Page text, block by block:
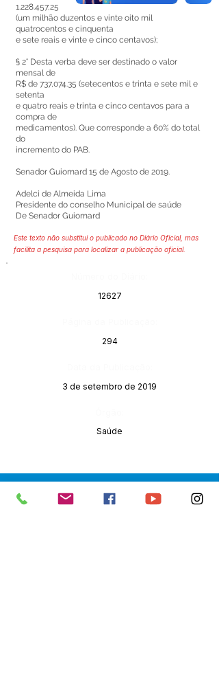
1.228.457,25
(um milhão duzentos e vinte oito mil
quatrocentos e cinquenta
e sete reais e vinte e cinco centavos);
§ 2° Desta verba deve ser destinado o valor
mensal de
R$ de 737,074.35 (setecentos e trinta e sete mil e
setenta
e quatro reais e trinta e cinco centavos para a
compra de
medicamentos). Que corresponde a 60% do total
do
incremento do PAB.
Senador Guiomard 15 de Agosto de 2019.
Adelci de Almeida Lima
Presidente do conselho Municipal de saúde
De Senador Guiomard
Este texto não substitui o publicado no Diário Oficial, mas
facilita a pesquisa para localizar a publicação oficial.
12627
294
3 de setembro de 2019
Saúde